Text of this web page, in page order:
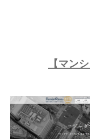
【マン